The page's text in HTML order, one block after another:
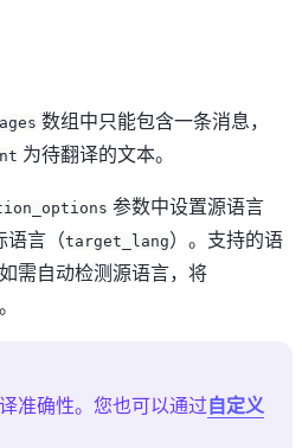
数组中只能包含一条消息，
为待翻译的文本。
参数中设置源语言
语言（target_lang）。支持的语
需自动检测源语言，将
。
准确性。您也可以通过自定义